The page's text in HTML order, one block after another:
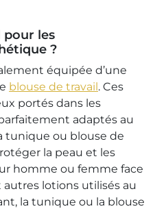
pour les
?
équipée d’une
blouse de travail . Ces
portés dans les
adaptés au
tunique ou blouse de
la peau et les
homme ou femme face
lotions utilisés au
la tunique ou la blouse